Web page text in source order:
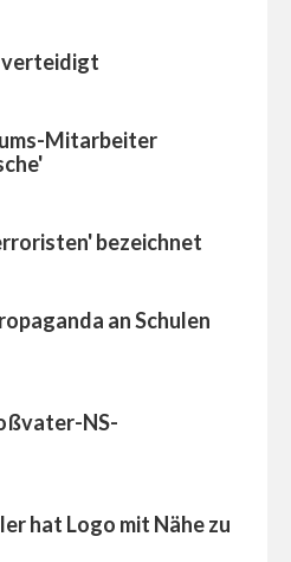
verteidigt
Mitarbeiter
bezeichnet
an Schulen
NS-
hat Logo mit Nähe zu